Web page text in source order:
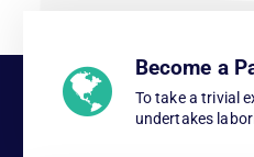
Become a
To take a trivial
undertakes